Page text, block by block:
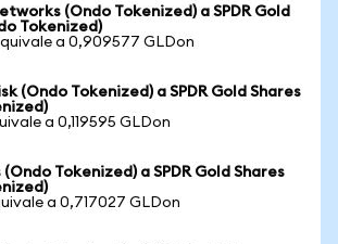
(Ondo Tokenized) a SPDR Gold
Tokenized)
a 0,909577 GLDon
(Ondo Tokenized) a SPDR Gold Shares
a 0,119595 GLDon
(Ondo Tokenized) a SPDR Gold Shares
a 0,717027 GLDon